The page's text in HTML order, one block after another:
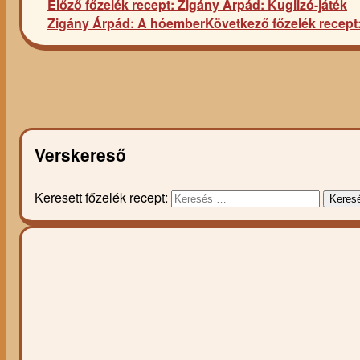
Előző főzelék recept: Zigány Árpád: Kuglizó-játék
Zigány Árpád: A hóemberKövetkező főzelék
Verskereső
Keresett főzelék recept: